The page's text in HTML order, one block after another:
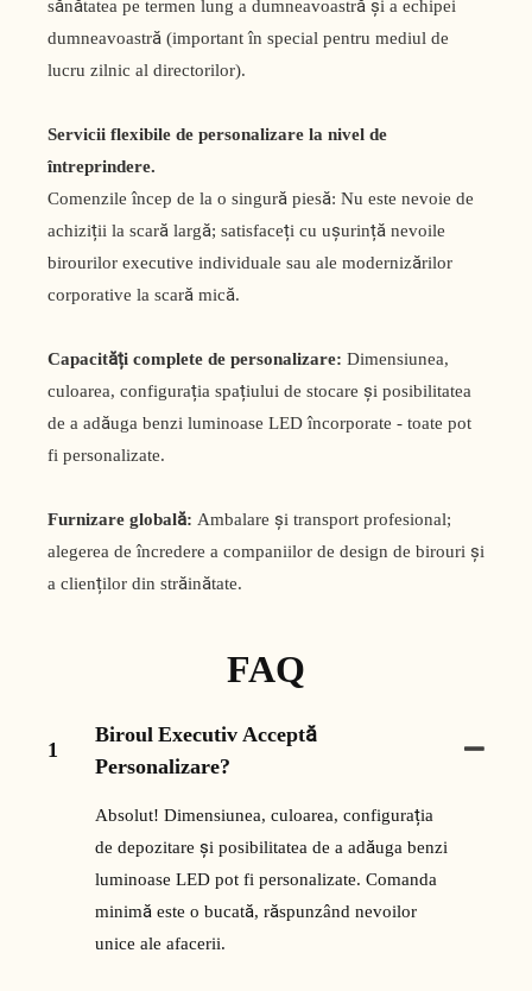
sănătatea pe termen lung a dumneavoastră și a echipei
dumneavoastră (important în special pentru mediul de
lucru zilnic al directorilor).
Servicii flexibile de personalizare la nivel de
întreprindere.
Comenzile încep de la o singură piesă: Nu este nevoie de
achiziții la scară largă; satisfaceți cu ușurință nevoile
birourilor executive individuale sau ale modernizărilor
corporative la scară mică.
Capacități complete de personalizare: Dimensiunea,
culoarea, configurația spațiului de stocare și posibilitatea
de a adăuga benzi luminoase LED încorporate - toate pot
fi personalizate.
Furnizare globală: Ambalare și transport profesional;
alegerea de încredere a companiilor de design de birouri și
a clienților din străinătate.
FAQ
1
Biroul Executiv Acceptă
Personalizare?
Absolut! Dimensiunea, culoarea, configurația
de depozitare și posibilitatea de a adăuga benzi
luminoase LED pot fi personalizate. Comanda
minimă este o bucată, răspunzând nevoilor
unice ale afacerii.